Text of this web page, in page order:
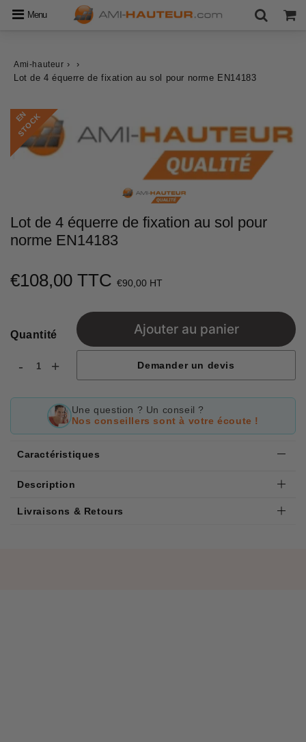
Menu
Ami-hauteur ›
›
Lot de 4 équerre de fixation au sol pour norme EN14183
E
N
S
T
O
C
K
Lot de 4 équerre de fixation au sol pour
norme EN14183
€108,00 TTC €90,00 HT
Quantité
- +
Ajouter au panier
Demander un devis
Une question ? Un conseil ?
Nos conseillers sont à votre écoute !
Caractéristiques
Description
Livraisons & Retours